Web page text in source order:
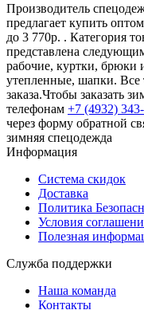
Производитель
предлагает купить
до 3 770р. . Категория
представлена
рабочие, куртки,
утепленные, шапки. Все
заказа.Чтобы заказать
телефонам +7 (4932)
через форму обратной
зимняя спецодежда
Информация
Система скидок
Доставка
Политика
Условия
Полезная
Служба поддержки
Наша команда
Контакты